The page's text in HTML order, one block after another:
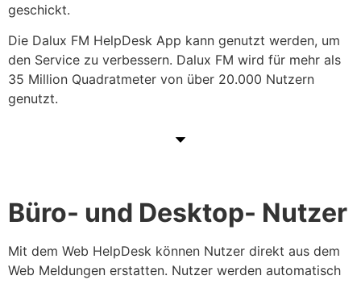
geschickt.
Die Dalux FM HelpDesk App kann genutzt werden, um
den Service zu verbessern. Dalux FM wird für mehr als
35 Million Quadratmeter von über 20.000 Nutzern
genutzt.
Büro- und Desktop- Nutzer
Mit dem Web HelpDesk können Nutzer direkt aus dem
Web Meldungen erstatten. Nutzer werden automatisch